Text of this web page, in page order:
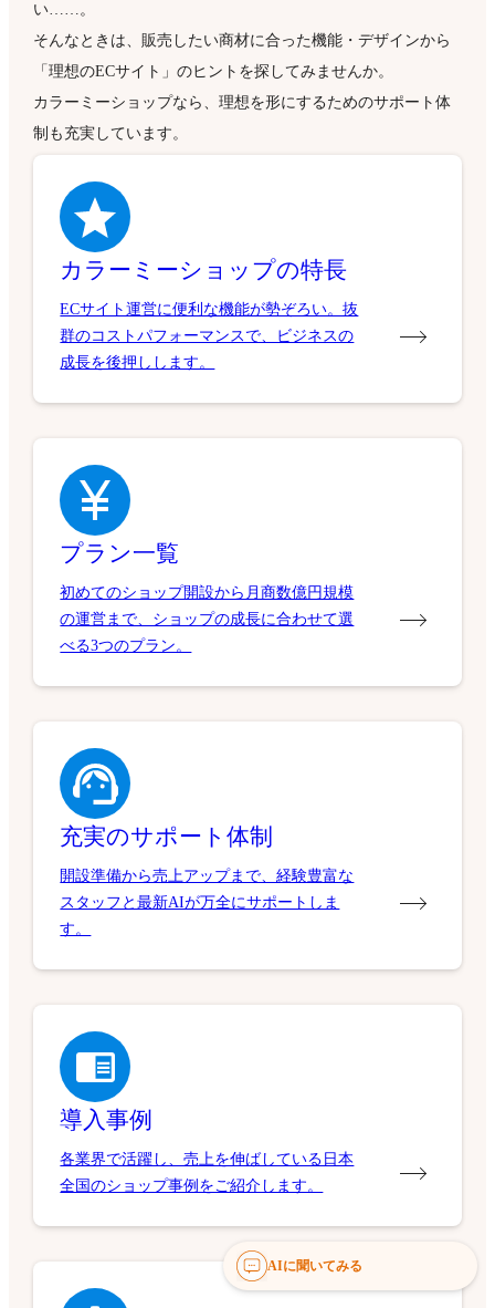
い……。
そんなときは、販売したい商材に合った機能・デザインから
「理想のECサイト」のヒントを探してみませんか。
カラーミーショップなら、理想を形にするためのサポート体
制も充実しています。
カラーミーショップの特長
ECサイト運営に便利な機能が勢ぞろい。抜
群のコストパフォーマンスで、ビジネスの
成長を後押しします。
プラン一覧
初めてのショップ開設から月商数億円規模
の運営まで、ショップの成長に合わせて選
べる3つのプラン。
充実のサポート体制
開設準備から売上アップまで、経験豊富な
スタッフと最新AIが万全にサポートしま
す。
導入事例
各業界で活躍し、売上を伸ばしている日本
全国のショップ事例をご紹介します。
AIに聞いてみる